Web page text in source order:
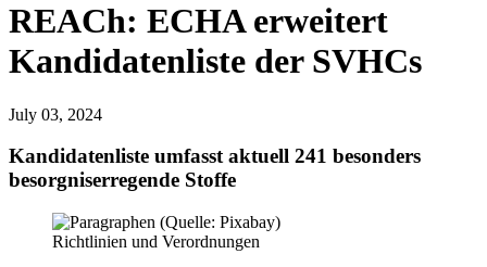
REACh: ECHA erweitert
Kandidatenliste der SVHCs
July 03, 2024
Kandidatenliste umfasst aktuell 241 besonders
besorgniserregende Stoffe
Richtlinien und Verordnungen